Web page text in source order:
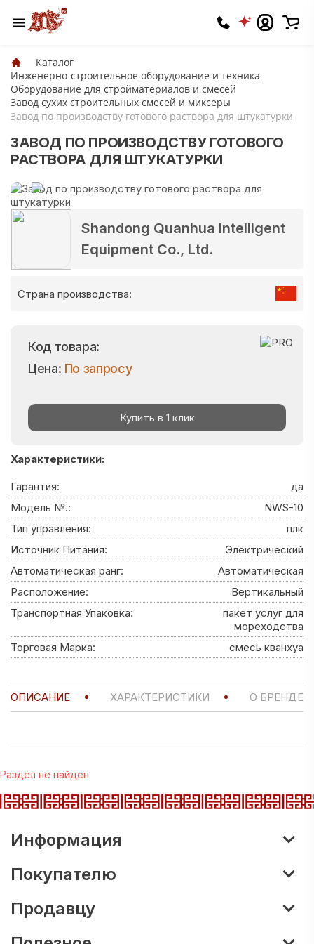
Каталог
Инженерно-строительное оборудование и техника
Оборудование для стройматериалов и смесей
Завод сухих строительных смесей и миксеры
Завод по производству готового раствора для штукатурки
ЗАВОД ПО ПРОИЗВОДСТВУ ГОТОВОГО
РАСТВОРА ДЛЯ ШТУКАТУРКИ
Shandong Quanhua Intelligent
Equipment Co., Ltd.
Страна производства:
Код товара:
Цена: По запросу
Купить в 1 клик
Характеристики:
Гарантия:
да
Модель №.:
NWS-10
Тип управления:
плк
Источник Питания:
Электрический
Автоматическая ранг:
Автоматическая
Расположение:
Вертикальный
Транспортная Упаковка:
пакет услуг для
мореходства
Торговая Марка:
смесь кванхуа
ОПИСАНИЕ ХАРАКТЕРИСТИКИ О БРЕНДЕ
Раздел не найден
Информация
Покупателю
Продавцу